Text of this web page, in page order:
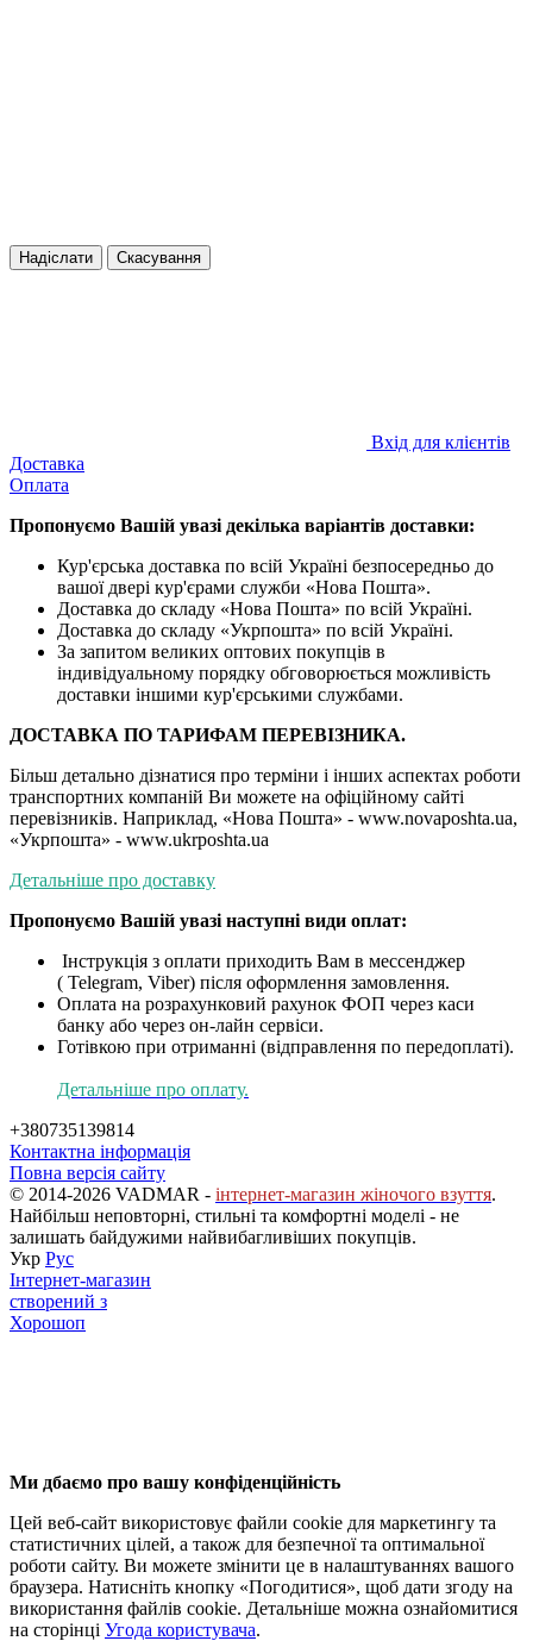
Надіслати Скасування
Вхід для клієнтів
Доставка
Оплата
Пропонуємо Вашій увазі декілька варіантів доставки:
Кур'єрська доставка по всій Україні безпосередньо до
вашої двері кур'єрами служби «Нова Пошта».
Доставка до складу «Нова Пошта» по всій Україні.
Доставка до складу «Укрпошта» по всій Україні.
За запитом великих оптових покупців в
індивідуальному порядку обговорюється можливість
доставки іншими кур'єрськими службами.
ДОСТАВКА ПО ТАРИФАМ ПЕРЕВІЗНИКА.
Більш детально дізнатися про терміни і інших аспектах роботи
транспортних компаній Ви можете на офіційному сайті
перевізників. Наприклад, «Нова Пошта» - www.novaposhta.ua,
«Укрпошта» - www.ukrposhta.ua
Детальніше про доставку
Пропонуємо Вашій увазі наступні види оплат:
Інструкція з оплати приходить Вам в мессенджер
( Telegram, Viber) після оформлення замовлення.
Оплата на розрахунковий рахунок ФОП через каси
банку або через он-лайн сервіси.
Готівкою при отриманні (відправлення по передоплаті).
Детальніше про оплату.
+380735139814
Контактна інформація
Повна версія сайту
© 2014-2026 VADMAR - інтернет-магазин жіночого взуття.
Найбільш неповторні, стильні та комфортні моделі - не
залишать байдужими найвибагливіших покупців.
Укр Рус
Інтернет-магазин
створений з
Хорошоп
Ми дбаємо про вашу конфіденційність
Цей веб-сайт використовує файли cookie для маркетингу та
статистичних цілей, а також для безпечної та оптимальної
роботи сайту. Ви можете змінити це в налаштуваннях вашого
браузера. Натисніть кнопку «Погодитися», щоб дати згоду на
використання файлів cookie. Детальніше можна ознайомитися
на сторінці Угода користувача.